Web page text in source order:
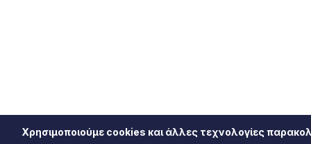
Χρησιμοποιούμε cookies και άλλες τεχνολογίες